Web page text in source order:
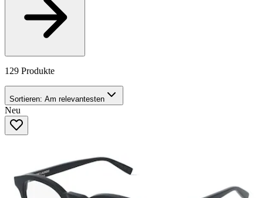
129 Produkte
Sortieren: Am relevantesten
Neu